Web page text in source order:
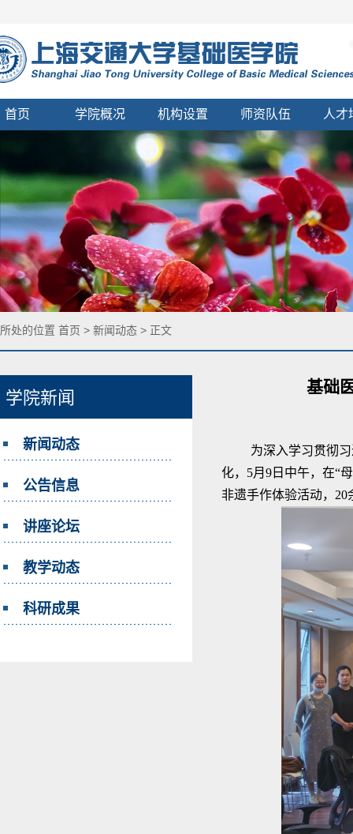
首页 学院概况 机构设置 师资队伍 人才
学院新闻
新闻动态
公告信息
讲座论坛
教学动态
科研成果
基础
为深入学习贯彻
化，5月9日中午，在“
非遗手作体验活动，
处的位置 首页 > 新闻动态 > 正文